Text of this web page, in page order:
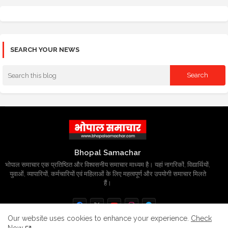
SEARCH YOUR NEWS
Bhopal Samachar
भोपाल समाचार एक प्रतिष्ठित और विश्वसनीय समाचार माध्यम है। यहां नागरिकों, विद्यार्थियों,
युवाओं, व्यापारियों, कर्मचारियों एवं महिलाओं के लिए महत्वपूर्ण और उपयोगी समाचार मिलते
हैं।
Our website uses cookies to enhance your experience. Check